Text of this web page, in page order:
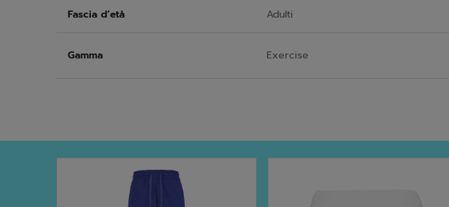
Fascia d’età Adulti
Gamma Exercise